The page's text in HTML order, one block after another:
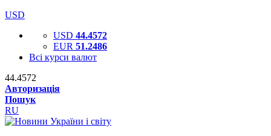
USD
USD 44.4572
EUR 51.2486
Всі курси валют
44.4572
Авторизація
Пошук
RU